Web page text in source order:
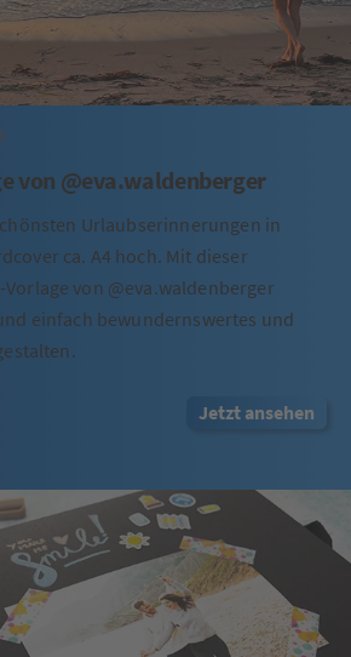
von @eva.waldenberger
Urlaubserinnerungen in
ca. A4 hoch. Mit dieser
von @eva.waldenberger
einfach bewundernswertes und
Jetzt ansehen